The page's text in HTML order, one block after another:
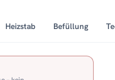
Heizstab Befüllung